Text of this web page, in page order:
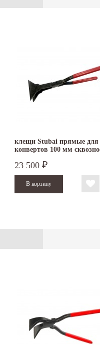
клещи Stubai прямые для
конвертов 100 мм
23 500 ₽